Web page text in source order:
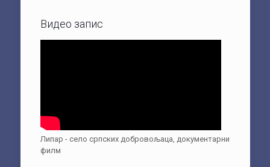
Видео запис
Липар - село српских добровољаца, документарни
филм